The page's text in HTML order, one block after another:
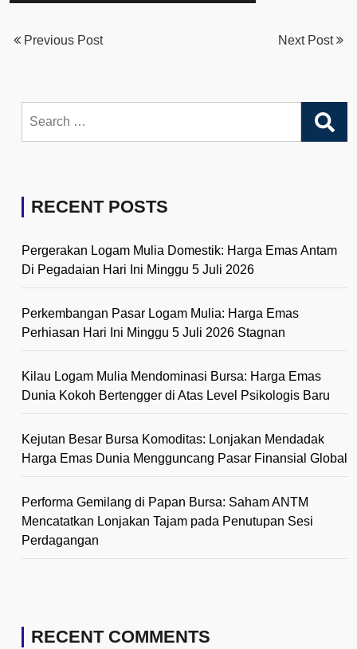
Previous Post Next Post
for:
RECENT POSTS
Pergerakan Logam Mulia Domestik: Harga Emas Antam
Di Pegadaian Hari Ini Minggu 5 Juli 2026
Perkembangan Pasar Logam Mulia: Harga Emas
Perhiasan Hari Ini Minggu 5 Juli 2026 Stagnan
Kilau Logam Mulia Mendominasi Bursa: Harga Emas
Dunia Kokoh Bertengger di Atas Level Psikologis Baru
Kejutan Besar Bursa Komoditas: Lonjakan Mendadak
Harga Emas Dunia Mengguncang Pasar Finansial Global
Performa Gemilang di Papan Bursa: Saham ANTM
Mencatatkan Lonjakan Tajam pada Penutupan Sesi
Perdagangan
RECENT COMMENTS